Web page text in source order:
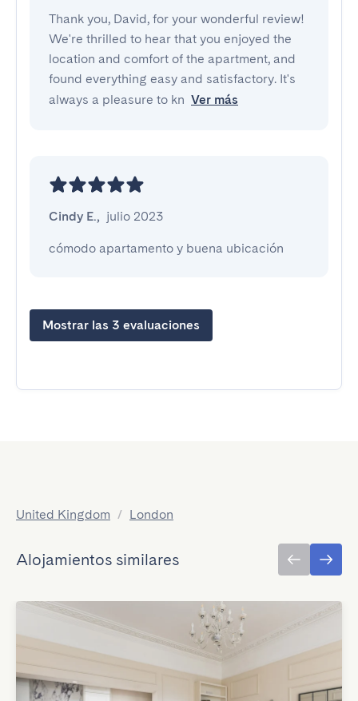
Thank you, David, for your wonderful review!
We're thrilled to hear that you enjoyed the
location and comfort of the apartment, and
found everything easy and satisfactory. It's
always a pleasure to kn Ver más
Cindy E., julio 2023
cómodo apartamento y buena ubicación
Mostrar las 3 evaluaciones
United Kingdom / London
Alojamientos similares